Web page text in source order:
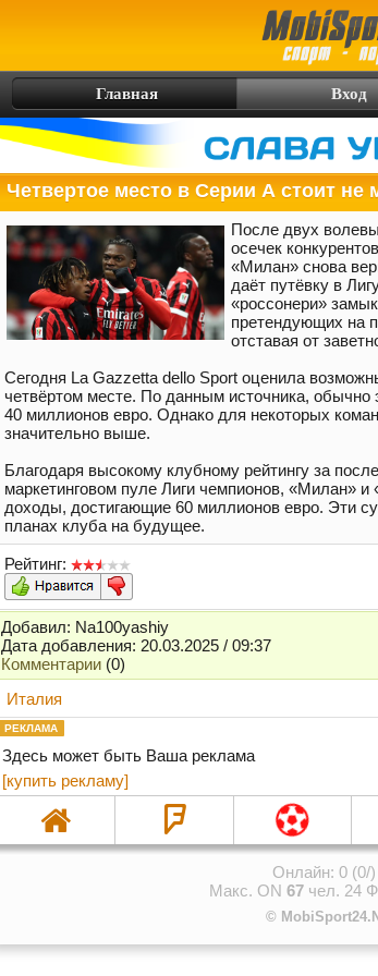
Главная Вход
Четвертое место в Серии А стоит не
После двух
осечек
«Милан» снова
даёт путёвку в
«россонери»
претендующих на
отставая от
Сегодня La Gazzetta dello Sport оценила
четвёртом месте. По данным источника, обычно
40 миллионов евро. Однако для некоторых
значительно выше.
Благодаря высокому клубному рейтингу за
маркетинговом пуле Лиги чемпионов, «Милан»
доходы, достигающие 60 миллионов евро. Эти
планах клуба на будущее.
Рейтинг:
Добавил: Na100yashiy
Дата добавления: 20.03.2025 / 09:37
Комментарии (0)
Италия
РЕКЛАМА
Здесь может быть Ваша реклама
[купить рекламу]
Онлайн: 0 (0/)
Макс. ON 67чел. 24
©